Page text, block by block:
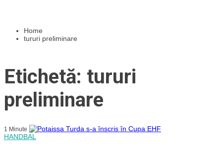
Home
tururi preliminare
Etichetă: tururi
preliminare
1 Minute
HANDBAL